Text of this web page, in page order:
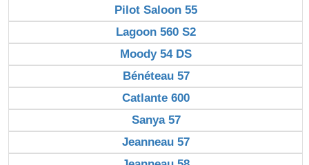
Pilot Saloon 55
Lagoon 560 S2
Moody 54 DS
Bénéteau 57
Catlante 600
Sanya 57
Jeanneau 57